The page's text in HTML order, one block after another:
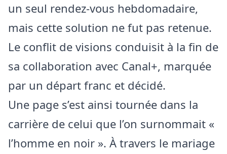
un seul rendez-vous hebdomadaire,
mais cette solution ne fut pas retenue.
Le conflit de visions conduisit à la fin de
sa collaboration avec Canal+, marquée
par un départ franc et décidé.
Une page s’est ainsi tournée dans la
carrière de celui que l’on surnommait «
l’homme en noir ». À travers le mariage